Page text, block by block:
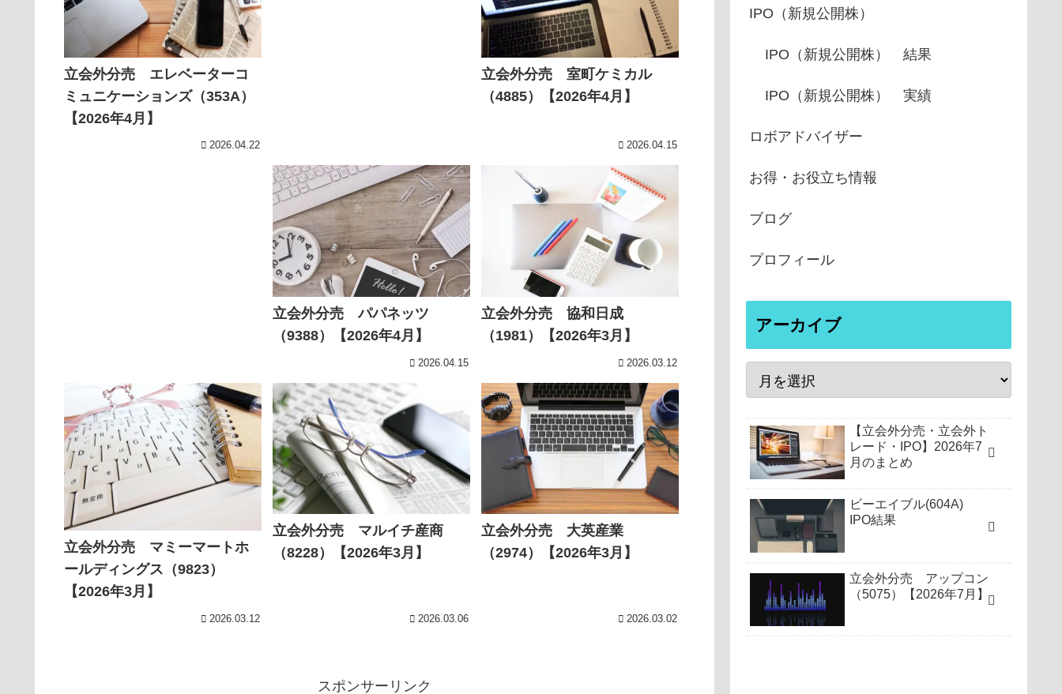
立会外分売 エレベーターコ
ミュニケーションズ（353A）
【2026年4月】
2026.04.22
立会外分売 室町ケミカル
（4885）【2026年4月】
2026.04.15
立会外分売 パパネッツ
（9388）【2026年4月】
2026.04.15
立会外分売 協和日成
（1981）【2026年3月】
2026.03.12
立会外分売 マミーマートホ
ールディングス（9823）
【2026年3月】
2026.03.12
立会外分売 マルイチ産商
（8228）【2026年3月】
2026.03.06
立会外分売 大英産業
（2974）【2026年3月】
2026.03.02
スポンサーリンク
IPO（新規公開株）
IPO（新規公開株） 結果
IPO（新規公開株） 実績
ロボアドバイザー
お得・お役立ち情報
ブログ
プロフィール
アーカイブ
【立会外分売・立会外ト
レード・IPO】2026年7
月のまとめ
ビーエイブル(604A)
IPO結果
立会外分売 アップコン
（5075）【2026年7月】